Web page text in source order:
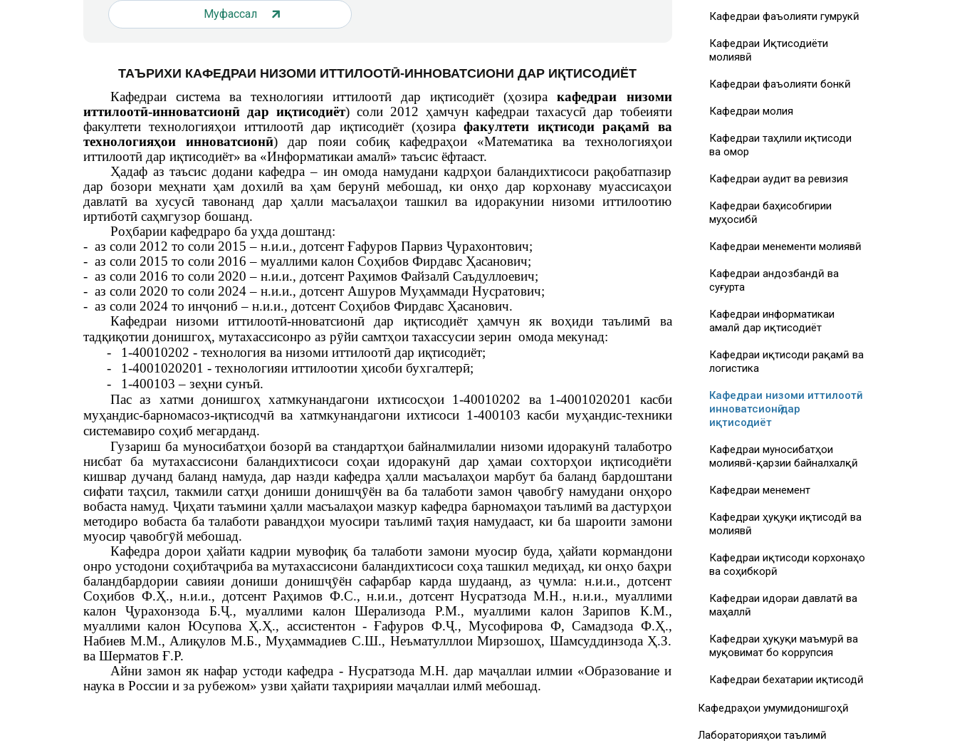
Муфассал
ТАЪРИХИ КАФЕДРАИ НИЗОМИ ИТТИЛООТӢ-ИННОВАТСИОНИ ДАР ИҚТИСОДИЁТ
Кафедраи система ва технологияи иттилоотӣ дар иқтисодиёт (ҳозиракафедраи низоми
иттилоотӣ-инноватсионӣ дар иқтисодиёт) соли 2012 ҳамчун кафедраи тахасусӣ дар тобеияти
факултети технологияҳои иттилоотӣ дар иқтисодиёт (ҳозирафакултети иқтисоди рақамӣ ва
технологияҳои инноватсионӣ) дар пояи собиқ кафедраҳои «Математика ва технологияҳои
иттилоотӣ дар иқтисодиёт» ва «Информатикаи амалӣ» таъсис ёфтааст.
Ҳадаф аз таъсис додани кафедра – ин омода намудани кадрҳои баландихтисоси рақобатпазир
дар бозори меҳнати ҳам дохилӣ ва ҳам берунӣ мебошад, ки онҳо дар корхонаву муассисаҳои
давлатӣ ва хусусӣ тавонанд дар ҳалли масъалаҳои ташкил ва идоракунии низоми иттилоотию
иртиботӣ саҳмгузор бошанд.
Роҳбарии кафедраро ба уҳда доштанд:
- аз соли 2012 то соли 2015 – н.и.и., дотсент Ғафуров Парвиз Ҷурахонтович;
- аз соли 2015 то соли 2016 – муаллими калон Соҳибов Фирдавс Ҳасанович;
- аз соли 2016 то соли 2020 – н.и.и., дотсент Раҳимов Файзалӣ Саъдуллоевич;
- аз соли 2020 то соли 2024 – н.и.и., дотсент Ашуров Муҳаммади Нусратович;
- аз соли 2024 то инҷониб – н.и.и., дотсент Соҳибов Фирдавс Ҳасанович.
Кафедраи низоми иттилоотӣ-нноватсионӣ дар иқтисодиёт ҳамчун як воҳиди таълимӣ ва
тадқиқотии донишгоҳ, мутахассисонро аз рӯйи самтҳои тахассусии зерин омода мекунад:
-
1-40010202 - технология ва низоми иттилоотӣ дар иқтисодиёт;
-
1-4001020201 - технологияи иттилоотии ҳисоби бухгалтерӣ;
-
1-400103 – зеҳни сунъӣ.
Пас аз хатми донишгоҳ хатмкунандагони ихтисосҳои 1-40010202 ва 1-4001020201 касби
муҳандис-барномасоз-иқтисодчӣ ва хатмкунандагони ихтисоси 1-400103 касби муҳандис-техники
системавиро соҳиб мегарданд.
Гузариш ба муносибатҳои бозорӣ ва стандартҳои байналмилалии низоми идоракунӣ талаботро
нисбат ба мутахассисони баландихтисоси соҳаи идоракунӣ дар ҳамаи сохторҳои иқтисодиёти
кишвар дучанд баланд намуда, дар назди кафедра ҳалли масъалаҳои марбут ба баланд бардоштани
сифати таҳсил, такмили сатҳи дониши донишҷӯён ва ба талаботи замон ҷавобгӯ намудани онҳоро
вобаста намуд. Ҷиҳати таъмини ҳалли масъалаҳои мазкур кафедра барномаҳои таълимӣ ва дастурҳои
методиро вобаста ба талаботи равандҳои муосири таълимӣ таҳия намудааст, ки ба шароити замони
муосир ҷавобгӯй мебошад.
Кафедра дорои ҳайати кадрии мувофиқ ба талаботи замони муосир буда, ҳайати кормандони
онро устодони соҳибтаҷриба ва мутахассисони баландихтисоси соҳа ташкил медиҳад, ки онҳо баҳри
баландбардории савияи дониши донишҷӯён сафарбар карда шудаанд, аз ҷумла: н.и.и., дотсент
Соҳибов Ф.Ҳ., н.и.и., дотсент Раҳимов Ф.С., н.и.и., дотсент Нусратзода М.Н., н.и.и., муаллими
калон Ҷурахонзода Б.Ҷ., муаллими калон Шерализода Р.М., муаллими калон Зарипов К.М.,
муаллими калон Юсупова Ҳ.Ҳ., ассистентон - Ғафуров Ф.Ҷ., Мусофирова Ф, Самадзода Ф.Ҳ.,
Набиев М.М., Алиқулов М.Б., Муҳаммадиев С.Ш., Неъматулллои Мирзошоҳ, Шамсуддинзода Ҳ.З.
ва Шерматов Ғ.Р.
Айни замон як нафар устоди кафедра - Нусратзода М.Н. дар маҷаллаи илмии «Образование и
наука в России и за рубежом» узви ҳайати таҳририяи маҷаллаи илмӣ мебошад.
Кафедраи фаъолияти гумрукӣ
Кафедраи Иқтисодиёти
молиявӣ
Кафедраи фаъолияти бонкӣ
Кафедраи молия
Кафедраи таҳлили иқтисоди
ва омор
Кафедраи аудит ва ревизия
Кафедраи баҳисобгирии
муҳосибӣ
Кафедраи менеҷменти молиявӣ
Кафедраи андозбандӣ ва
суғурта
Кафедраи информатикаи
амалӣ дар иқтисодиёт
Кафедраи иқтисоди рақамӣ ва
логистика
Кафедраи низоми иттилоотӣ-
инноватсионӣ дар
иқтисодиёт
Кафедраи муносибатҳои
молиявӣ-қарзии байналхалқӣ
Кафедраи менеҷмент
Кафедраи ҳуқуқи иқтисодӣ ва
молиявӣ
Кафедраи иқтисоди корхонаҳо
ва соҳибкорӣ
Кафедраи идораи давлатӣ ва
маҳаллӣ
Кафедраи ҳуқуқи маъмурӣ ва
муқовимат бо коррупсия
Кафедраи бехатарии иқтисодӣ
Кафедраҳои умумидонишгоҳӣ
Лабораторияҳои таълимӣ